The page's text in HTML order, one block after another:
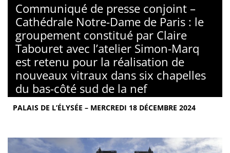
Communiqué de presse conjoint –
Cathédrale Notre-Dame de Paris : le
groupement constitué par Claire
Tabouret avec l’atelier Simon-Marq
est retenu pour la réalisation de
nouveaux vitraux dans six chapelles
du bas-côté sud de la nef
PALAIS DE L’ÉLYSÉE – MERCREDI 18 DÉCEMBRE 2024